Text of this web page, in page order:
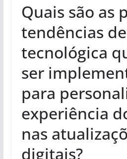
Quais são as
tendências
tecnológica
ser
para
experiência
nas
digitais?